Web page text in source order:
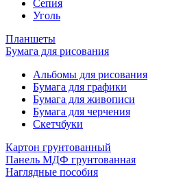
Сепия
Уголь
Планшеты
Бумага для рисования
Альбомы для рисования
Бумага для графики
Бумага для живописи
Бумага для черчения
Скетчбуки
Картон грунтованный
Панель МДФ грунтованная
Наглядные пособия